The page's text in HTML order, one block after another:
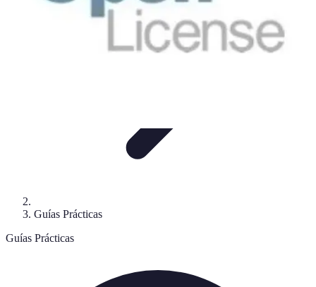
Guías Prácticas
Guías Prácticas